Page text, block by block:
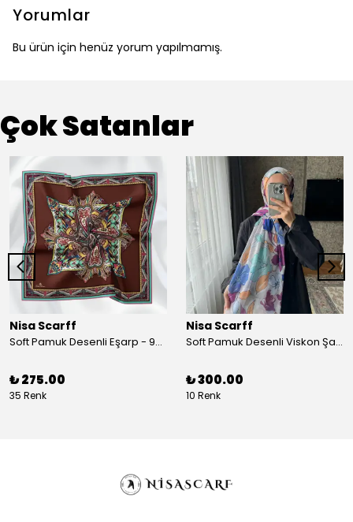
Yorumlar
Bu ürün için henüz yorum yapılmamış.
Çok Satanlar
Nisa Scarff
Soft Pamuk Desenli Eşarp - 90 x 90 cm - Acı Kahve/Koyu Sarı
₺ 275.00
35 Renk
Nisa Scarff
Soft Pamuk Desenli Viskon Şal - 77 x 200 cm - Kırık Beyaz/Mor
₺ 300.00
10 Renk